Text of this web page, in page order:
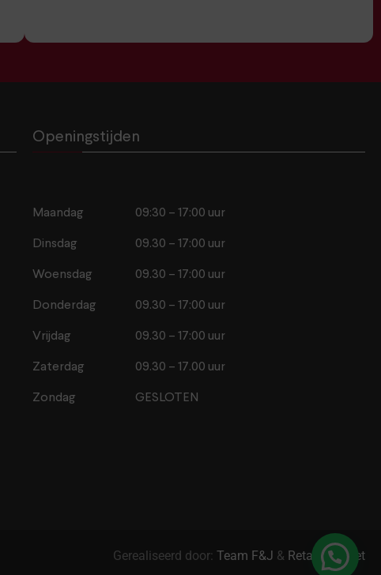
Openingstijden
Maandag 09:30 – 17:00 uur
Dinsdag 09.30 – 17:00 uur
Woensdag 09.30 – 17:00 uur
Donderdag 09.30 – 17:00 uur
Vrijdag 09.30 – 17:00 uur
Zaterdag 09.30 – 17.00 uur
Zondag GESLOTEN
Gerealiseerd door: Team F&J & Retail2Market